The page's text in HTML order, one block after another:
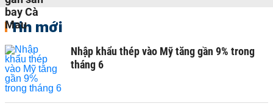
Tin mới
Nhập khẩu thép vào Mỹ tăng gần 9% trong
tháng 6